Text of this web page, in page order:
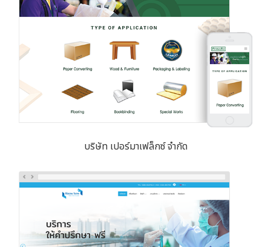
บริษัท เปอร์มาเฟล็กซ์ จำกัด